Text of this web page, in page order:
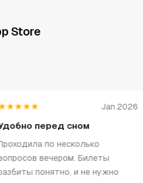
Store
Jan 2026
перед сном
по несколько
вечером. Билеты
понятно, и не нужно